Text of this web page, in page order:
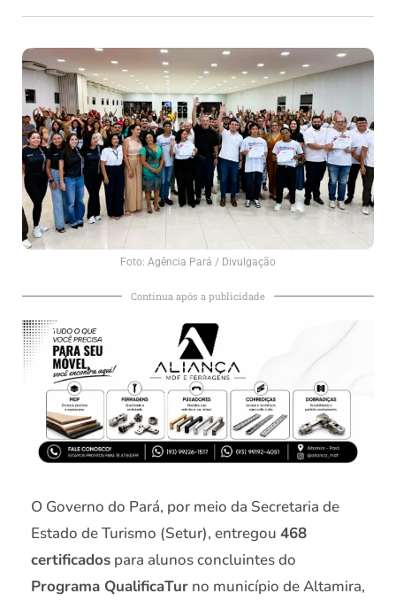
Foto: Agência Pará / Divulgação
Continua após a publicidade
O Governo do Pará, por meio da Secretaria de
Estado de Turismo (Setur), entregou 468
certificados para alunos concluintes do
Programa QualificaTur no município de Altamira,